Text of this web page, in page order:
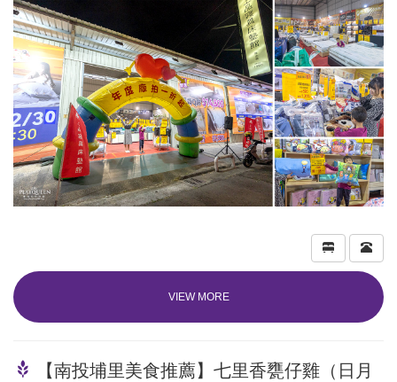
VIEW MORE
【南投埔里美食推薦】七里香甕仔雞（日月